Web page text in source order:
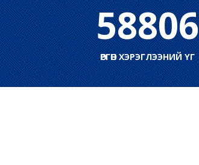
58806
ӨРГӨН ХЭРЭГЛЭЭНИЙ ҮГ